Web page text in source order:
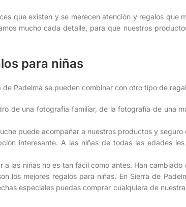
que existen y se merecen atención y regalos
mucho cada detalle, para que nuestros
para niñas
de Padelma se pueden combinar con otro tipo de
de una fotografía familiar, de la fotografía de una
puede acompañar a nuestros productos y
interesante. A las niñas de todas las edades
a las niñas no es tan fácil como antes. Han
los mejores regalos para niñas. En Sierra de
especiales puedas comprar cualquiera de